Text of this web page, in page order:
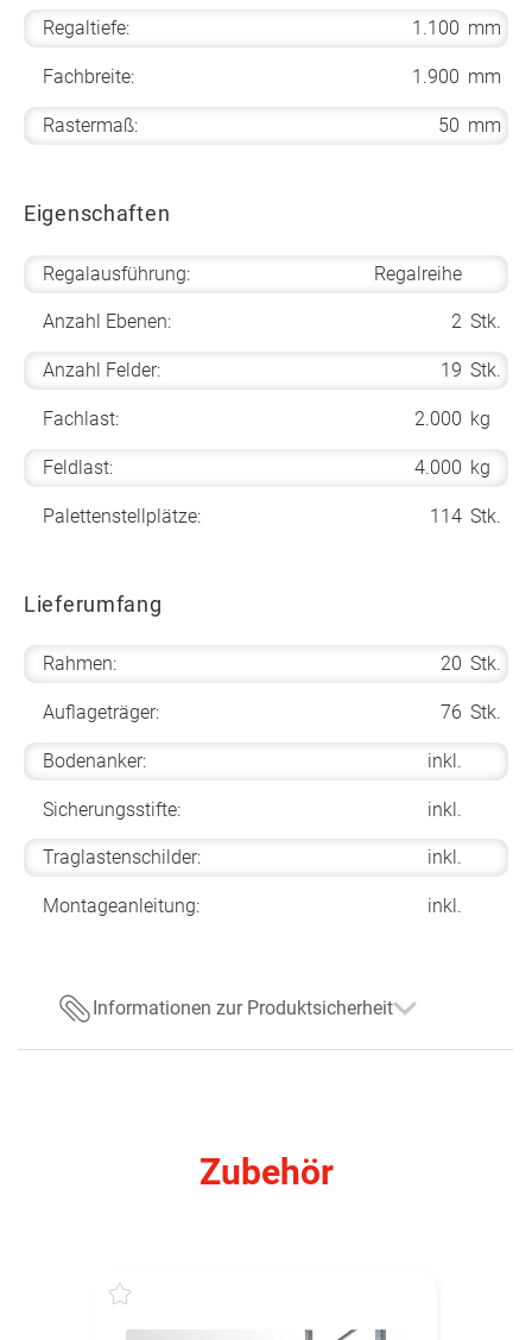
Regaltiefe: 1.100 mm
Fachbreite: 1.900 mm
Rastermaß: 50 mm
Eigenschaften
Regalausführung: Regalreihe
Anzahl Ebenen: 2 Stk.
Anzahl Felder: 19 Stk.
Fachlast: 2.000 kg
Feldlast: 4.000 kg
Palettenstellplätze: 114 Stk.
Lieferumfang
Rahmen: 20 Stk.
Auflageträger: 76 Stk.
Bodenanker: inkl.
Sicherungsstifte: inkl.
Traglastenschilder: inkl.
Montageanleitung: inkl.
Informationen zur Produktsicherheit
Zubehör